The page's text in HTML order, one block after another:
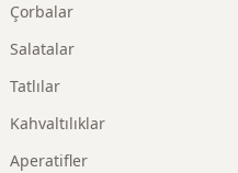
Çorbalar
Salatalar
Tatlılar
Kahvaltılıklar
Aperatifler